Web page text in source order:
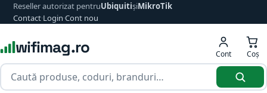
Reseller autorizat pentruUbiquitișiMikroTik
Contact·Login·Cont nou
wifimag.ro Cont Coș